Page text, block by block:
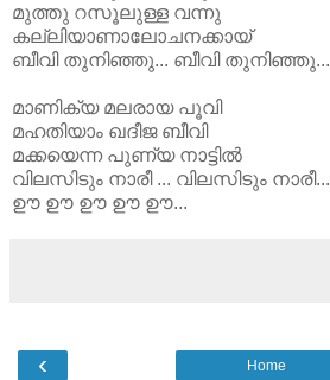
മുത്തു റസൂലുള്ള വന്നു
കല്ലിയാണാലോചനക്കായ്
ബീവി തുനിഞ്ഞു... ബീവി തുനിഞ്ഞു...
മാണിക്യ മലരായ പൂവി
മഹതിയാം ഖദീജ ബീവി
മക്കയെന്ന പുണ്യ നാട്ടിൽ
വിലസിടും നാരീ ... വിലസിടും നാരീ...
ഊ ഊ ഊ ഊ ഊ...
‹ Home